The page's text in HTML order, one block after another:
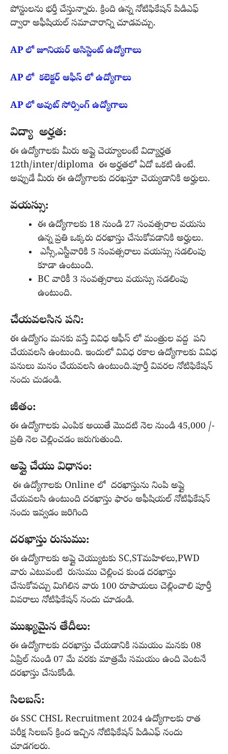
పోస్టులను భర్తీ చేస్తున్నారు. క్రింది ఉన్న నోటిఫికేషన్ పిడిఎఫ్
ద్వారా అఫీషియల్ సమాచారాన్ని చూడవచ్చు.
AP లో జూనియర్ అసిస్టెంట్ ఉద్యోగాలు
AP లో కలెక్టర్ ఆఫీస్ లో ఉద్యోగాలు
AP లో అవుట్ సోర్సింగ్ ఉద్యోగాలు
విద్యా అర్హత:
ఈ ఉద్యోగాలకు మీరు అప్లై చెయ్యాలంటే విద్యార్హత
12th/inter/diploma ఈ అర్హతలో ఏదో ఒకటి ఉంటే.
అప్పుడే మీరు ఈ ఉద్యోగాలకు దరఖస్తూ చెయ్యడానికి అర్హులు.
వయస్సు:
ఈ ఉద్యోగాలకు 18 నుండి 27 సంవత్సరాల వయసు
ఉన్న ప్రతి ఒక్కరు దరఖాస్తు చేసుకోవడానికి అర్హులు.
ఎస్సీ,ఎస్టీవారికి 5 సంవత్సరాలు వయస్సు సడలింపు
కూడా ఉంటుంది.
BC వారికీ 3 సంవత్సరాలు వయస్సు సడలింపు
ఉంటుంది.
చేయవలసిన పని:
ఈ ఉద్యోగం మనకు వస్తే వివిధ ఆఫీస్ లో మంత్రుల వద్ద పని
చేయవలసి ఉంటుంది. ఇందులో వివిధ రకాల ఉద్యోగాలకు వివిధ
పనులు మనం చేయవలసి ఉంటుంది.పూర్తీ వివరల నోటిఫికేషన్
నందు చుడండి.
జీతం:
ఈ ఉద్యోగాలకు ఎంపిక అయితే మొదటి నెల నుండి 45,000 /-
ప్రతి నెల చెల్లించడం జరుగుతుంది.
అప్లై చేయు విధానం:
ఈ ఉద్యోగాలకు Online లో దరఖాస్తును నింపి అప్లై
చేయవలసి ఉంటుంది దరఖాస్తు ఫారం అఫీషియల్ నోటిఫికేషన్
నందు ఇవ్వడం జరిగింది
దరఖాస్తు రుసుము:
ఈ ఉద్యోగాలకు అప్లై చెయ్యుటకు SC,STమహిళలు,PWD
వారు ఎటువంటి రుసుము చెల్లించ కుండ దరఖాస్తు
చేసుకోవచ్చు మిగిలిన వారు 100 రూపాయలు చెల్లించాలి పూర్తీ
వివరాలు నోటిఫికేషన్ నందు చూడండి.
ముఖ్యమైన తేదీలు:
ఈ ఉద్యోగాలకు దరఖాస్తు చేయడానికి సమయం మనకు 08
ఏప్రిల్ నుండి 07 మే వరకు మాత్రమే సమయం ఉంది వెంటనే
దరఖాస్తు చేసుకోండి.
సిలబస్:
ఈ SSC CHSL Recruitment 2024 ఉద్యోగాలకు రాత
పరీక్ష సిలబస్ క్రింద ఇచ్చిన నోటిఫికేషన్ పిడిఎఫ్ నందు
చూడగలరు.